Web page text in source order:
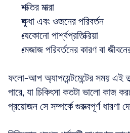
শক্তির মাত্রা
ক্ষুধা এবং ওজনের পরিবর্তন
যেকোনো পার্শ্বপ্রতিক্রিয়া
মেজাজ পরিবর্তনের কারণ বা
ফলো-আপ অ্যাপয়েন্টমেন্টের সময় এই
পারে, যা চিকিৎসা কতটা ভালো কাজ
প্রয়োজন সে সম্পর্কে গুরুত্বপূর্ণ ধারণা